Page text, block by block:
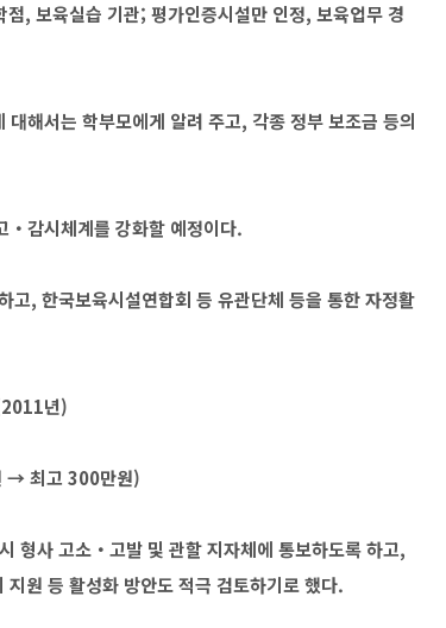
, 보육실습 기관; 평가인증시설만 인정, 보육업무 경
해서는 학부모에게 알려 주고, 각종 정부 보조금 등의
‧감시체계를 강화할 예정이다.
고, 한국보육시설연합회 등 유관단체 등을 통한 자정활
년)
→ 최고 300만원)
형사 고소‧고발 및 관할 지자체에 통보하도록 하고,
원 등 활성화 방안도 적극 검토하기로 했다.